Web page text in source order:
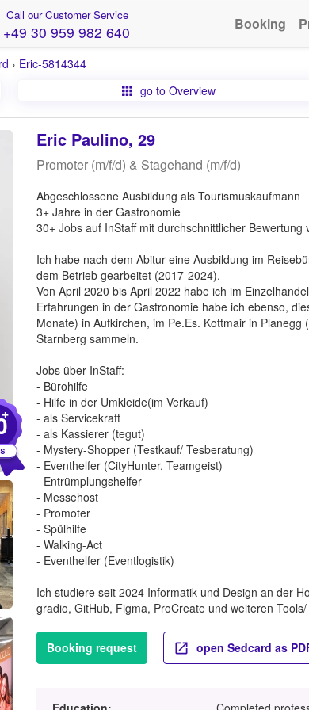
Call our Customer Service
+49 30 959 982 640 Booking
› Eric-5814344
go to Overview
+
Eric Paulino, 29
Promoter (m/f/d) & Stagehand (m/f/d)
Abgeschlossene Ausbildung als Tourismuskaufmann
3+ Jahre in der Gastronomie
30+ Jobs auf InStaff mit durchschnittlicher Bewertung
Ich habe nach dem Abitur eine Ausbildung im
dem Betrieb gearbeitet (2017-2024).
Von April 2020 bis April 2022 habe ich im
Erfahrungen in der Gastronomie habe ich ebenso,
Monate) in Aufkirchen, im Pe.Es. Kottmair in
Starnberg sammeln.
Jobs über InStaff:
- Bürohilfe
- Hilfe in der Umkleide(im Verkauf)
- als Servicekraft
- als Kassierer (tegut)
- Mystery-Shopper (Testkauf/ Tesberatung)
- Eventhelfer (CityHunter, Teamgeist)
- Entrümplungshelfer
- Messehost
- Promoter
- Spülhilfe
- Walking-Act
- Eventhelfer (Eventlogistik)
Ich studiere seit 2024 Informatik und Design an der
gradio, GitHub, Figma, ProCreate und weiteren
Booking request open Sedcard as